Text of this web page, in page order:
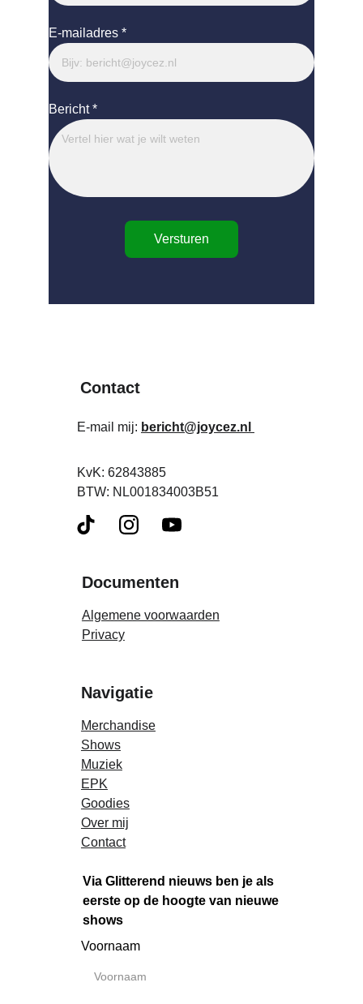
E-mailadres *
Bericht *
Versturen
Contact
E-mail mij: bericht@joycez.nl
KvK: 62843885
BTW: NL001834003B51
Documenten
Algemene voorwaarden
Privacy
Via Glitterend nieuws ben je als
eerste op de hoogte van nieuwe
shows
Voornaam
Navigatie
Merchandise
Shows
Muziek
EPK
Goodies
Over mij
Contact